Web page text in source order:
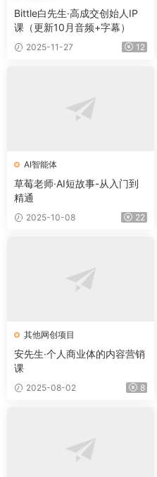
Bittle白先生·高成交创始人IP
课（更新10月音频+字幕）
2025-11-27 12
AI智能体
草莓老师·AI短故事-从入门到
精通
2025-10-08 22
其他网创项目
安先生·个人商业体的内容营销
课
2025-08-02 8